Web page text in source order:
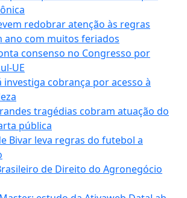
redobrar atenção às regras
ano com muitos feriados
consenso no Congresso por
UE
investiga cobrança por acesso à
tragédias cobram atuação do
pública
Bivar leva regras do futebol a
de Direito do Agronegócio